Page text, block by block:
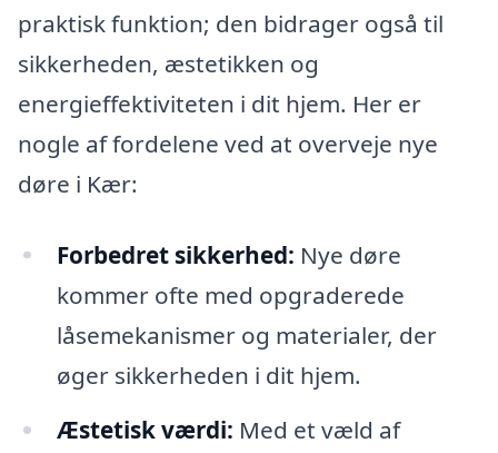
praktisk funktion; den bidrager også til
sikkerheden, æstetikken og
energieffektiviteten i dit hjem. Her er
nogle af fordelene ved at overveje nye
døre i Kær:
Forbedret sikkerhed: Nye døre
kommer ofte med opgraderede
låsemekanismer og materialer, der
øger sikkerheden i dit hjem.
Æstetisk værdi: Med et væld af